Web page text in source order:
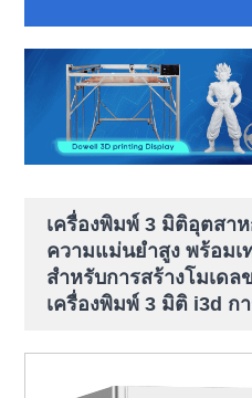
เครื่องพิมพ์ 3 มิติอุตสา
ความแม่นยำสูง พร้อมเ
สำหรับการสร้างโมเด
เครื่องพิมพ์ 3 มิติ i3d ก